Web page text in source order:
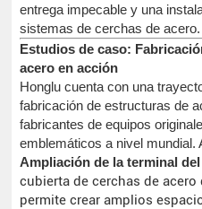
entrega impecable y una
sistemas de cerchas de acero.
Estudios de caso:
acero en acción
Honglu cuenta con una
fabricación de estructuras de
fabricantes de equipos
emblemáticos a nivel mundial.
Ampliación de la terminal
cubierta de cerchas de
permite crear amplios